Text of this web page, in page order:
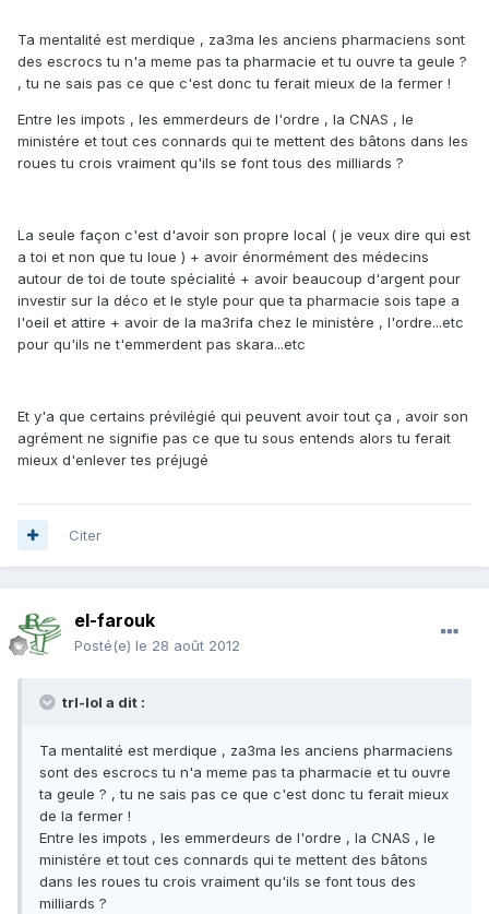
Ta mentalité est merdique , za3ma les anciens pharmaciens sont
des escrocs tu n'a meme pas ta pharmacie et tu ouvre ta geule ?
, tu ne sais pas ce que c'est donc tu ferait mieux de la fermer !
Entre les impots , les emmerdeurs de l'ordre , la CNAS , le
ministére et tout ces connards qui te mettent des bâtons dans les
roues tu crois vraiment qu'ils se font tous des milliards ?
La seule façon c'est d'avoir son propre local ( je veux dire qui est
a toi et non que tu loue ) + avoir énormément des médecins
autour de toi de toute spécialité + avoir beaucoup d'argent pour
investir sur la déco et le style pour que ta pharmacie sois tape a
l'oeil et attire + avoir de la ma3rifa chez le ministère , l'ordre...etc
pour qu'ils ne t'emmerdent pas skara...etc
Et y'a que certains prévilégié qui peuvent avoir tout ça , avoir son
agrément ne signifie pas ce que tu sous entends alors tu ferait
mieux d'enlever tes préjugé
Citer
el-farouk
Posté(e) le 28 août 2012
trl-lol a dit :
Ta mentalité est merdique , za3ma les anciens pharmaciens
sont des escrocs tu n'a meme pas ta pharmacie et tu ouvre
ta geule ? , tu ne sais pas ce que c'est donc tu ferait mieux
de la fermer !
Entre les impots , les emmerdeurs de l'ordre , la CNAS , le
ministére et tout ces connards qui te mettent des bâtons
dans les roues tu crois vraiment qu'ils se font tous des
milliards ?